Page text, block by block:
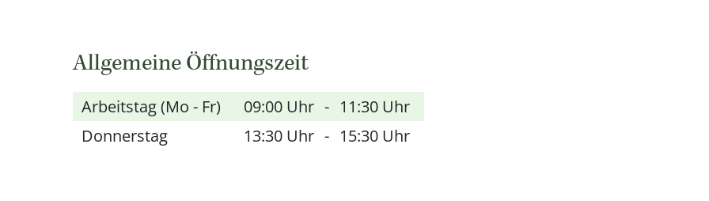
Allgemeine Öffnungszeit
Arbeitstag (Mo - Fr) 09:00 Uhr - 11:30 Uhr
Donnerstag
13:30 Uhr - 15:30 Uhr